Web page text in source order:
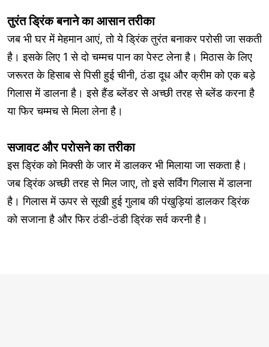
तुरंत ड्रिंक बनाने का आसान तरीका
जब भी घर में मेहमान आएं, तो ये ड्रिंक तुरंत बनाकर परोसी जा सकती
है। इसके लिए 1 से दो चम्मच पान का पेस्ट लेना है। मिठास के लिए
जरूरत के हिसाब से पिसी हुई चीनी, ठंडा दूध और क्रीम को एक बड़े
गिलास में डालना है। इसे हैंड ब्लेंडर से अच्छी तरह से ब्लेंड करना है
या फिर चम्मच से मिला लेना है।
सजावट और परोसने का तरीका
इस ड्रिंक को मिक्सी के जार में डालकर भी मिलाया जा सकता है।
जब ड्रिंक अच्छी तरह से मिल जाए, तो इसे सर्विंग गिलास में डालना
है। गिलास में ऊपर से सूखी हुई गुलाब की पंखुड़ियां डालकर ड्रिंक
को सजाना है और फिर ठंडी-ठंडी ड्रिंक सर्व करनी है।